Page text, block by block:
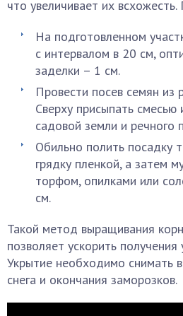
что увеличивает их
На подготовленном
с интервалом в 20 см,
заделки – 1 см.
Провести посев семян из
Сверху присыпать
садовой земли и речного
Обильно полить посадку
грядку пленкой, а затем
торфом, опилками или
см.
Такой метод выращивания
позволяет ускорить
Укрытие необходимо снимать
снега и окончания заморозков.